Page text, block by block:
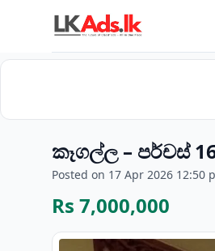
කෑගල්ල – පර්චස්
Posted on 17 Apr 2026 12:50
Rs 7,000,000